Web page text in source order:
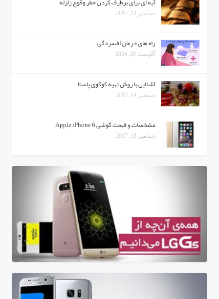
دسامبر 13, 2017
راه های درمان افسردگی
آگوست 20, 2024
آشنایی با روش تهیه کوکوی پاستا
دسامبر 14, 2017
مشخصات و قیمت گوشی Apple iPhone 6
دسامبر 13, 2017